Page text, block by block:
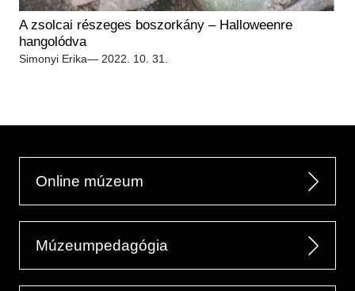
Régészet
Tagintézmények
Felnőttképzés
Képcsarnok
Történeti Fényképtár
Éremtár
A zsolcai részeges boszorkány – Halloweenre
hangolódva
Simonyi Erika— 2022. 10. 31.
Online múzeum
Múzeumpedagógia